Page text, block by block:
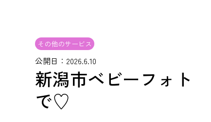
その他のサービス
公開日：2026.6.10
新潟市ベビーフォト
で♡